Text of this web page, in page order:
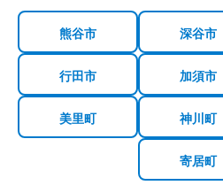
熊谷市 深谷市
行田市 加須市
美里町 神川町
寄居町